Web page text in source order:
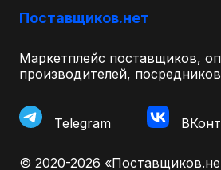
Поставщиков.нет
Маркетплейс поставщиков,
производителей,
Telegram
© 2020-2026